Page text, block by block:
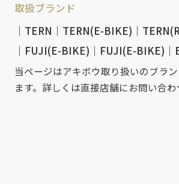
取扱ブランド
TERN
TERN(E-BIKE)
FUJI(E-BIKE)
FUJI(E-BIKE)
当ページはアキボウ取り扱いのブラ
ます。詳しくは直接店舗にお問い合わ